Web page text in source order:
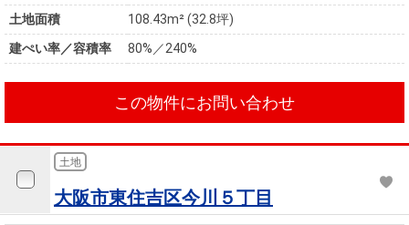
土地面積
108.43m² (32.8坪)
建ぺい率／容積率
80%／240%
この物件にお問い合わせ
土地
大阪市東住吉区今川５丁目